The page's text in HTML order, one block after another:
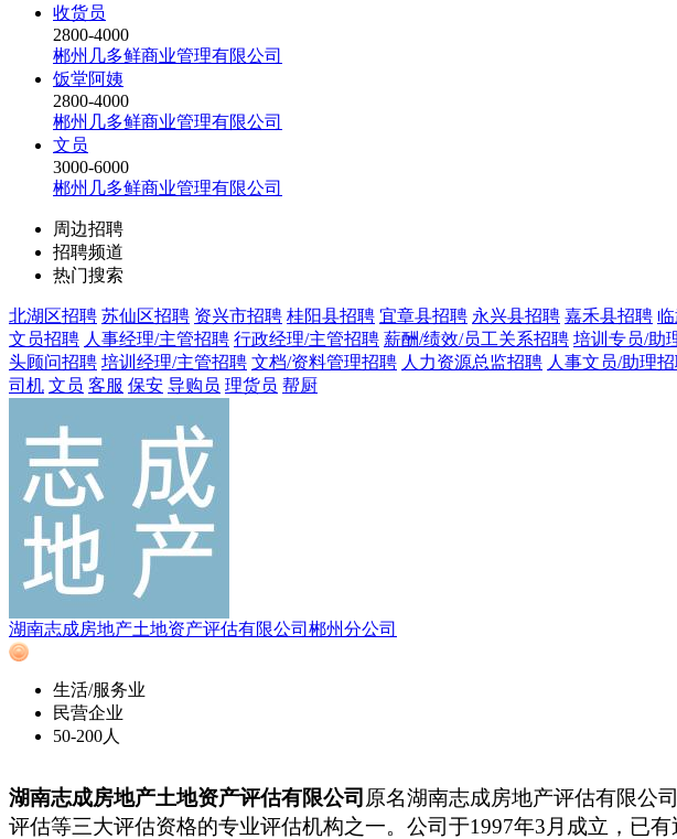
收货员
2800-4000
郴州几多鲜商业管理有限公司
饭堂阿姨
2800-4000
郴州几多鲜商业管理有限公司
文员
3000-6000
郴州几多鲜商业管理有限公司
周边招聘
招聘频道
热门搜索
北湖区招聘 苏仙区招聘 资兴市招聘 桂阳县招聘 宜章县招聘 永兴县招聘 嘉禾县招聘
文员招聘 人事经理/主管招聘 行政经理/主管招聘 薪酬/绩效/员工关系招聘 培训专员/助
头顾问招聘 培训经理/主管招聘 文档/资料管理招聘 人力资源总监招聘 人事文员/助理
司机 文员 客服 保安 导购员 理货员 帮厨
湖南志成房地产土地资产评估有限公司郴州分公司
生活/服务业
民营企业
50-200人
湖南志成房地产土地资产评估有限公司 原名湖南志成房地产评估有限公
评估等三大评估资格的专业评估机构之一。公司于1997年3月成立，已有